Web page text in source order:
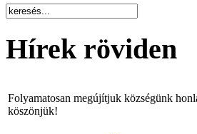
Hírek röviden
Folyamatosan megújítjuk községünk
köszönjük!